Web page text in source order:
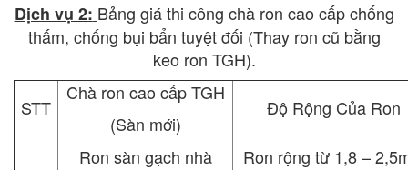
Dịch vụ 2: Bảng giá thi công chà ron cao cấp chống
thấm, chống bụi bẩn tuyệt đối (Thay ron cũ bằng
keo ron TGH).
STT
Chà ron cao cấp TGH
(Sàn mới)
Độ Rộng Của Ron
Ron sàn gạch nhà Ron rộng từ 1,8 –